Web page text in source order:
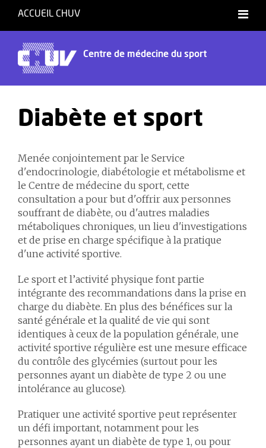
ACCUEIL CHUV
Centre de médecine du sport
Diabète et sport
Menée conjointement par le Service
d'endocrinologie, diabétologie et métabolisme et
le Centre de médecine du sport, cette
consultation a pour but d'offrir aux personnes
souffrant de diabète, ou d'autres maladies
métaboliques chroniques, un lieu d'investigations
et de prise en charge spécifique à la pratique
d'une activité sportive.
Le sport et l’activité physique font partie
intégrante des recommandations dans la prise en
charge du diabète. En plus des bénéfices sur la
santé générale et la qualité de vie qui sont
identiques à ceux de la population générale, une
activité sportive régulière est une mesure efficace
du contrôle des glycémies (surtout pour les
personnes ayant un diabète de type 2 ou une
intolérance au glucose).
Pratiquer une activité sportive peut représenter
un défi important, notamment pour les
personnes ayant un diabète de type 1, ou pour